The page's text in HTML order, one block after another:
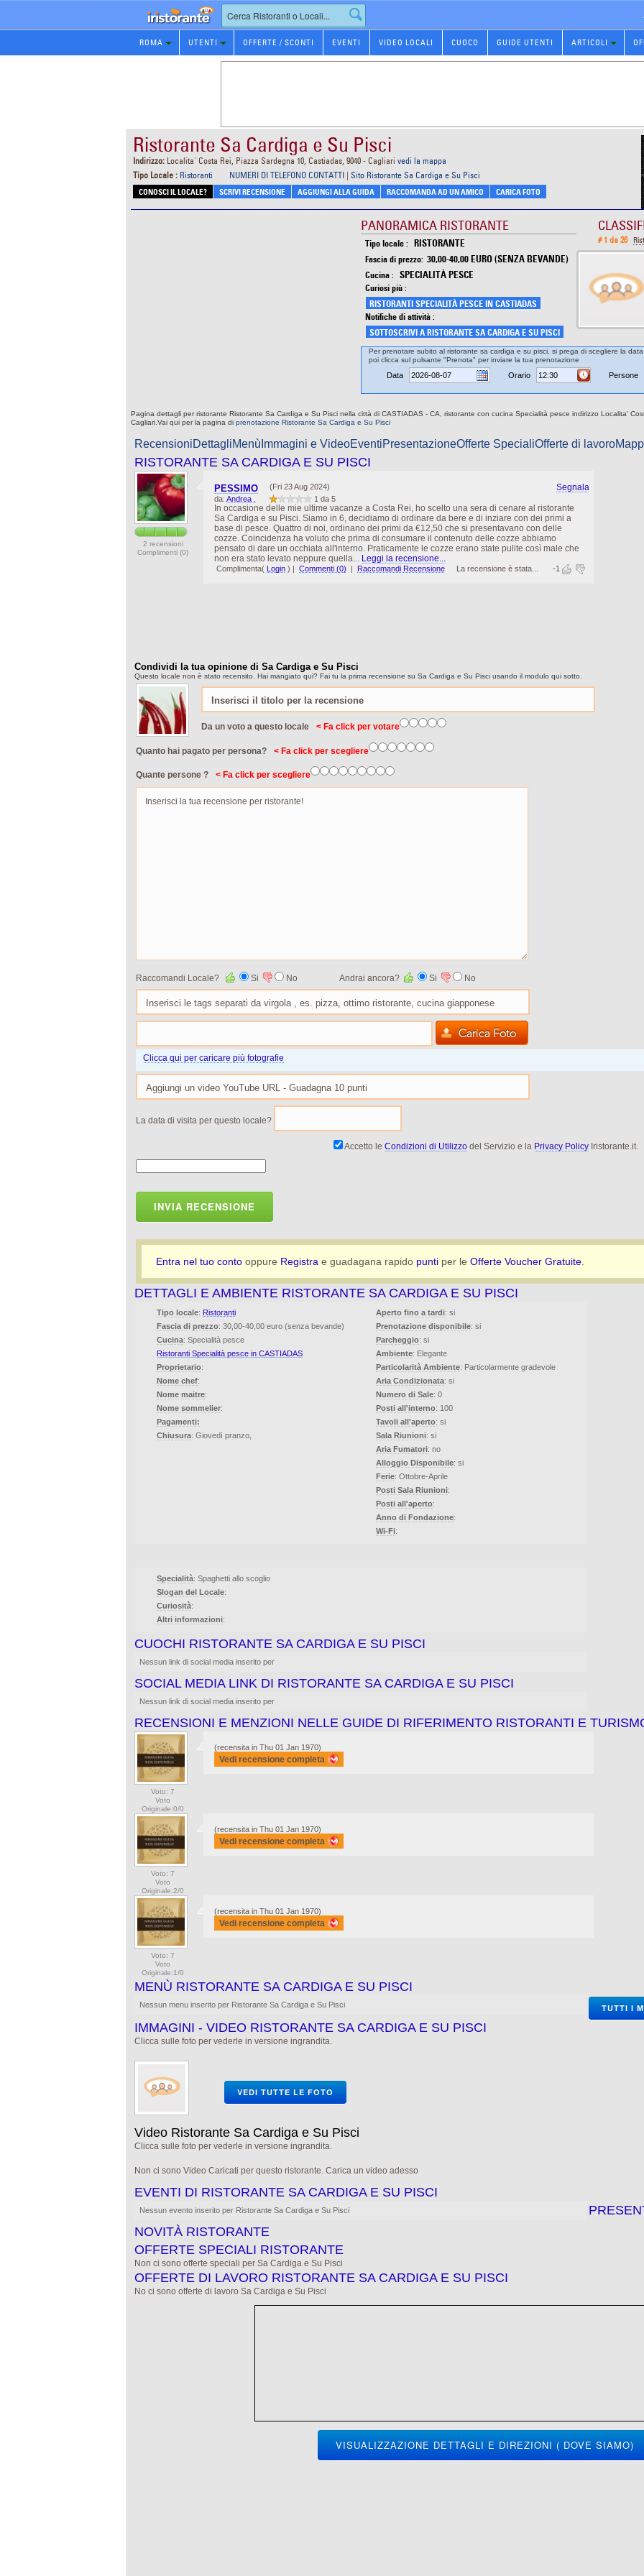
Prenotazione
Ristorante
ROMA UTENTI OFFERTE / SCONTI EVENTI VIDEO LOCALI CUOCO GUIDE UTENTI ARTICOLI
Ristorante Sa Cardiga e Su Pisci
Indirizzo: Localita' Costa Rei, Piazza Sardegna 10, Castiadas, 9040 - Cagliari vedi la mappa
Tipo Locale : Ristoranti NUMERI DI TELEFONO CONTATTI | Sito Ristorante Sa Cardiga e Su Pisci
CONOSCI IL LOCALE? SCRIVI RECENSIONE AGGIUNGI ALLA GUIDA RACCOMANDA AD UN AMICO CARICA FOTO
PANORAMICA RISTORANTE
Tipo locale : RISTORANTE
Fascia di prezzo: 30,00-40,00 EURO (SENZA BEVANDE)
Cucina : SPECIALITÀ PESCE
Curiosi più :
RISTORANTI SPECIALITÀ PESCE IN CASTIADAS
Notifiche di attività :
SOTTOSCRIVI A RISTORANTE SA CARDIGA E SU PISCI
# 1 da 26
Per prenotare subito al ristorante sa cardiga e su pisci, si prega di scegliere la
poi clicca sul pulsante "Prenota" per inviare la tua prenotazione
Data Orario Persone
Pagina dettagli per ristorante Ristorante Sa Cardiga e Su Pisci nella città di CASTIADAS - CA, ristorante con cucina Specialità pesce indirizzo Localita'
Cagliari.Vai qui per la pagina di prenotazione Ristorante Sa Cardiga e Su Pisci
RecensioniDettagliMenù Immagini e VideoEventiPresentazioneOfferte SpecialiOfferte di lavoro
RISTORANTE SA CARDIGA E SU PISCI
2 recensioni
Complimenti (0)
PESSIMO (Fri 23 Aug 2024) Segnala
da: Andrea . 1 da 5
In occasione delle mie ultime vacanze a Costa Rei, ho scelto una sera di cenare al ristorante
Sa Cardiga e su Pisci. Siamo in 6, decidiamo di ordinare da bere e di inziare con dei primi a
base di pesce. Quattro di noi, ordinano dei primi da €12,50 che si presentavano con delle
cozze. Coincidenza ha voluto che prima di consumare il contenuto delle cozze abbiamo
pensato di dare un occhiata all'interno. Praticamente le cozze erano state pulite così male che
non era stato levato neppure quella... Leggi la recensione...
Complimenta( Login ) | Commenti (0) | Raccomandi Recensione La recensione è stata... -1
Condividi la tua opinione di Sa Cardiga e Su Pisci
Questo locale non è stato recensito. Hai mangiato qui? Fai tu la prima recensione su Sa Cardiga e Su Pisci usando il modulo qui sotto.
Da un voto a questo locale < Fa click per votare
Quanto hai pagato per persona? < Fa click per scegliere
Quante persone ? < Fa click per scegliere
Raccomandi Locale? Si No Andrai ancora? Si No
Clicca qui per caricare più fotografie
La data di visita per questo locale?
Accetto le Condizioni di Utilizzodel Servizio e la Privacy PolicyIristorante.it.
INVIA RECENSIONE
Entra nel tuo conto oppure Registra e guadagana rapido punti per le Offerte Voucher Gratuite
DETTAGLI E AMBIENTE RISTORANTE SA CARDIGA E SU PISCI
Tipo locale: Ristoranti
Fascia di prezzo: 30,00-40,00 euro (senza bevande)
Cucina: Specialità pesce
Ristoranti Specialità pesce in CASTIADAS
Proprietario:
Nome chef:
Nome maitre:
Nome sommelier:
Pagamenti:
Chiusura: Giovedì pranzo,
Aperto fino a tardi: si
Prenotazione disponibile: si
Parcheggio: si
Ambiente: Elegante
Particolarità Ambiente: Particolarmente gradevole
Aria Condizionata: si
Numero di Sale: 0
Posti all'interno: 100
Tavoli all'aperto: si
Sala Riunioni: si
Aria Fumatori: no
Alloggio Disponibile: si
Ferie: Ottobre-Aprile
Posti Sala Riunioni:
Posti all'aperto:
Anno di Fondazione:
Wi-Fi:
Specialità: Spaghetti allo scoglio
Slogan del Locale:
Curiosità:
Altri informazioni:
CUOCHI RISTORANTE SA CARDIGA E SU PISCI
Nessun link di social media inserito per
SOCIAL MEDIA LINK DI RISTORANTE SA CARDIGA E SU PISCI
Nessun link di social media inserito per
RECENSIONI E MENZIONI NELLE GUIDE DI RIFERIMENTO RISTORANTI E
Voto: 7
Voto
Originale:0/0
(recensita in Thu 01 Jan 1970)
Vedi recensione completa
Voto: 7
Voto
Originale:2/0
(recensita in Thu 01 Jan 1970)
Vedi recensione completa
Voto: 7
Voto
Originale:1/0
(recensita in Thu 01 Jan 1970)
Vedi recensione completa
MENÙ RISTORANTE SA CARDIGA E SU PISCI
Nessun menu inserito per Ristorante Sa Cardiga e Su Pisci TUTTI I
IMMAGINI - VIDEO RISTORANTE SA CARDIGA E SU PISCI
Clicca sulle foto per vederle in versione ingrandita.
VEDI TUTTE LE FOTO
Video Ristorante Sa Cardiga e Su Pisci
Clicca sulle foto per vederle in versione ingrandita.
Non ci sono Video Caricati per questo ristorante. Carica un video adesso
EVENTI DI RISTORANTE SA CARDIGA E SU PISCI
Nessun evento inserito per Ristorante Sa Cardiga e Su Pisci
NOVITÀ RISTORANTE
OFFERTE SPECIALI RISTORANTE
Non ci sono offerte speciali per Sa Cardiga e Su Pisci
OFFERTE DI LAVORO RISTORANTE SA CARDIGA E SU PISCI
No ci sono offerte di lavoro Sa Cardiga e Su Pisci
VISUALIZZAZIONE DETTAGLI E DIREZIONI ( DOVE SIAMO)